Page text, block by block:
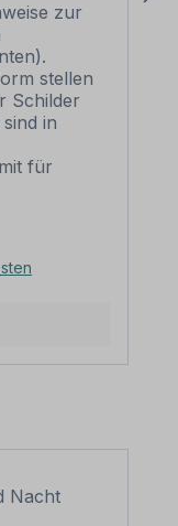
zur
stellen
Schilder
in
für
mit
zwei
dieser
ca. 550
500
2 Muttern
200